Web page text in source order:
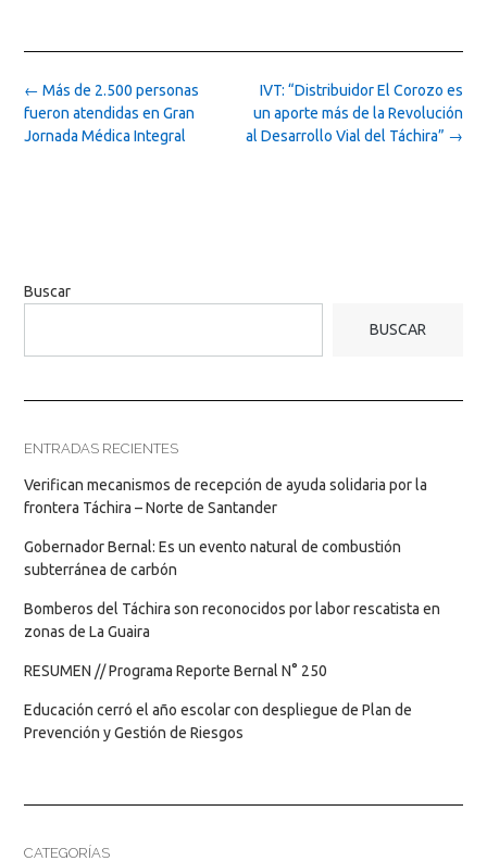
Post
navigation
IVT: “Distribuidor El Corozo es
un aporte más de la Revolución
al Desarrollo Vial del Táchira” →
← Más de 2.500 personas
fueron atendidas en Gran
Jornada Médica Integral
Buscar
BUSCAR
ENTRADAS RECIENTES
Verifican mecanismos de recepción de ayuda solidaria por la
frontera Táchira – Norte de Santander
Gobernador Bernal: Es un evento natural de combustión
subterránea de carbón
Bomberos del Táchira son reconocidos por labor rescatista en
zonas de La Guaira
RESUMEN // Programa Reporte Bernal N° 250
Educación cerró el año escolar con despliegue de Plan de
Prevención y Gestión de Riesgos
CATEGORÍAS